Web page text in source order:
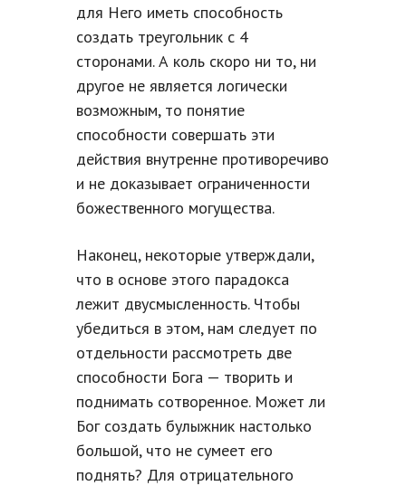
для Него иметь способность
создать треугольник с 4
сторонами. А коль скоро ни то, ни
другое не является логически
возможным, то понятие
способности совершать эти
действия внутренне противоречиво
и не доказывает ограниченности
божественного могущества.
Наконец, некоторые утверждали,
что в основе этого парадокса
лежит двусмысленность. Чтобы
убедиться в этом, нам следует по
отдельности рассмотреть две
способности Бога — творить и
поднимать сотворенное. Может ли
Бог создать булыжник настолько
большой, что не сумеет его
поднять? Для отрицательного